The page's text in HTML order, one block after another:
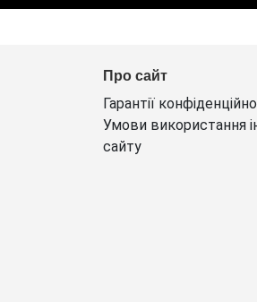
Про сайт
Гарантії
Умови використання
сайту